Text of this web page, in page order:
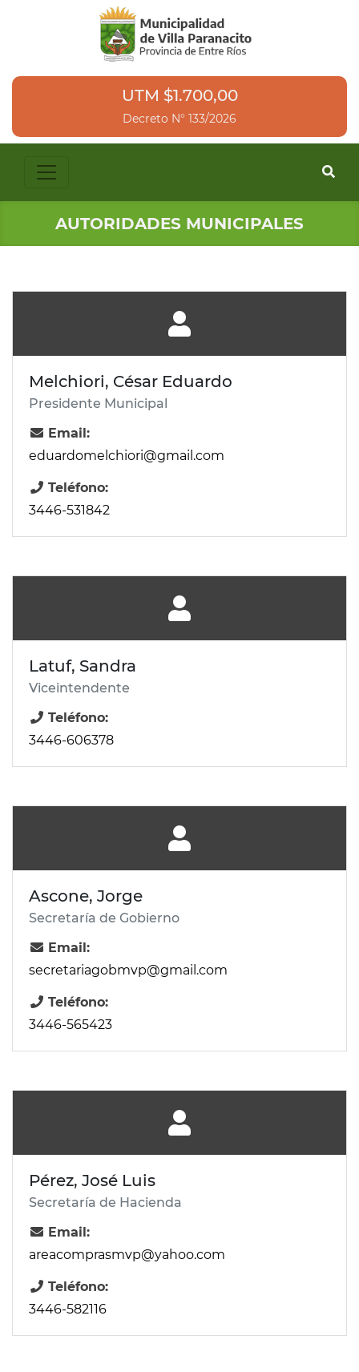
UTM $1.700,00
Decreto N° 133/2026
AUTORIDADES MUNICIPALES
Melchiori, César Eduardo
Presidente Municipal
Email:
eduardomelchiori@gmail.com
Teléfono:
3446-531842
Latuf, Sandra
Viceintendente
Teléfono:
3446-606378
Ascone, Jorge
Secretaría de Gobierno
Email:
secretariagobmvp@gmail.com
Teléfono:
3446-565423
Pérez, José Luis
Secretaría de Hacienda
Email:
areacomprasmvp@yahoo.com
Teléfono:
3446-582116